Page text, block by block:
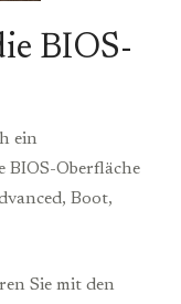
BIOS-
ein
BIOS-Oberfläche
Boot,
Sie mit den